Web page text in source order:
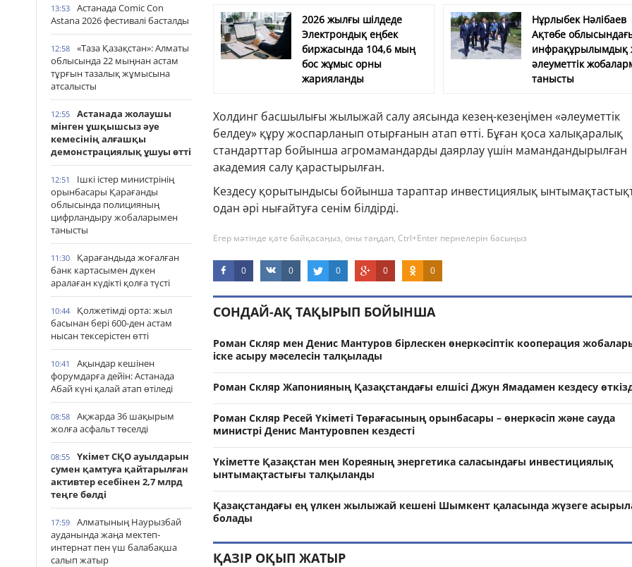
13:53
Астанада Comic Con
Astana 2026 фестивалі басталды
12:58
«Таза Қазақстан»: Алматы
облысында 22 мыңнан астам
тұрғын тазалық жұмысына
атсалысты
12:55
Астанада жолаушы
мінген ұшқышсыз әуе
кемесінің алғашқы
демонстрациялық ұшуы өтті
12:51
Ішкі істер министрінің
орынбасары Қарағанды
облысында полицияның
цифрландыру жобаларымен
танысты
11:30
Қарағандыда жоғалған
банк картасымен дүкен
аралаған күдікті қолға түсті
10:44
Қолжетімді орта: жыл
басынан бері 600-ден астам
нысан тексерістен өтті
10:41
Ақындар кешінен
форумдарға дейін: Астанада
Абай күні қалай атап өтіледі
08:58
Ақжарда 36 шақырым
жолға асфальт төселді
08:55
Үкімет СҚО ауылдарын
сумен қамтуға қайтарылған
активтер есебінен 2,7 млрд
теңге бөлді
17:59
Алматының Наурызбай
ауданында жаңа мектеп-
интернат пен үш балабақша
салып жатыр
2026 жылғы шілдеде
Электрондық еңбек
биржасында 104,6 мың
бос жұмыс орны
жарияланды
Нұрлыбек Нәлібаев
Ақтөбе
инфрақұрылымдық
әлеуметтік
танысты
Холдинг басшылығы жылыжай салу аясында кезең-кезеңімен «әлеуметтік
белдеу» құру жоспарланып отырғанын атап өтті. Бұған қоса халықаралық
стандарттар бойынша агромамандарды даярлау үшін мамандандырылған
академия салу қарастырылған.
Кездесу қорытындысы бойынша тараптар инвестициялық
одан әрі нығайтуға сенім білдірді.
Егер мәтінде қате байқасаңыз, оны таңдап, Ctrl+Enter пернелерін басыңыз
0 0 0 0 0
СОНДАЙ-АҚ ТАҚЫРЫП БОЙЫНША
Роман Скляр мен Денис Мантуров бірлескен өнеркәсіптік кооперация
іске асыру мәселесін талқылады
Роман Скляр Жапонияның Қазақстандағы елшісі Джун Ямадамен кездесу
Роман Скляр Ресей Үкіметі Төрағасының орынбасары – өнеркәсіп және сауда
министрі Денис Мантуровпен кездесті
Үкіметте Қазақстан мен Кореяның энергетика саласындағы инвестициялық
ынтымақтастығы талқыланды
Қазақстандағы ең үлкен жылыжай кешені Шымкент қаласында жүзеге
болады
ҚАЗІР ОҚЫП ЖАТЫР